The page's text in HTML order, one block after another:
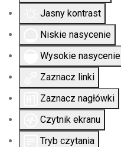
Jasny kontrast
Niskie nasycenie
Wysokie nasycenie
Zaznacz linki
Zaznacz nagłówki
Czytnik ekranu
Tryb czytania